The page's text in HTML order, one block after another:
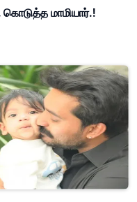
கொடுத்த மாமியார்.!